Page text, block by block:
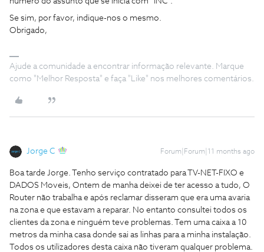
Se sim, por favor, indique-nos o mesmo.
Obrigado,
Ajude a comunidade a encontrar informação relevante. Marque
como "Melhor Resposta" e faça "Like" nos melhores comentários.
Jorge C Forum|Forum|11 months ago
Boa tarde Jorge. Tenho serviço contratado para TV-NET-FIXO e
DADOS Moveis, Ontem de manha deixei de ter acesso a tudo, O
Router não trabalha e após reclamar disseram que era uma avaria
na zona e que estavam a reparar. No entanto consultei todos os
clientes da zona e ninguém teve problemas. Tem uma caixa a 10
metros da minha casa donde sai as linhas para a minha instalação.
Todos os utilizadores desta caixa não tiveram qualquer problema.